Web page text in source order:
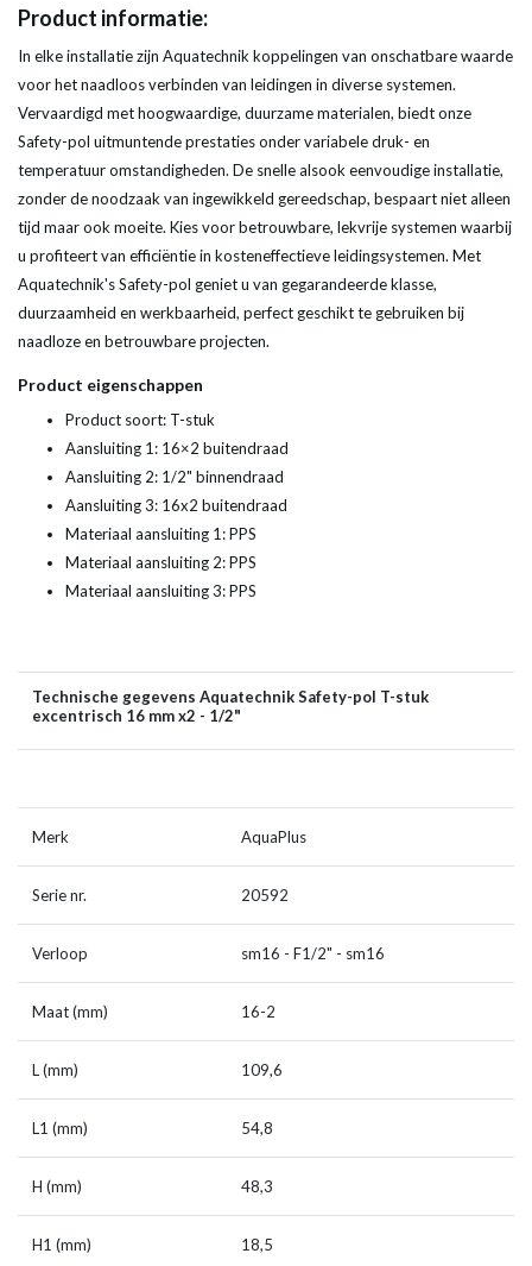
Product informatie:
In elke installatie zijn Aquatechnik koppelingen van onschatbare waarde
voor het naadloos verbinden van leidingen in diverse systemen.
Vervaardigd met hoogwaardige, duurzame materialen, biedt onze
Safety-pol uitmuntende prestaties onder variabele druk- en
temperatuur omstandigheden. De snelle alsook eenvoudige installatie,
zonder de noodzaak van ingewikkeld gereedschap, bespaart niet alleen
tijd maar ook moeite. Kies voor betrouwbare, lekvrije systemen waarbij
u profiteert van efficiëntie in kosteneffectieve leidingsystemen. Met
Aquatechnik's Safety-pol geniet u van gegarandeerde klasse,
duurzaamheid en werkbaarheid, perfect geschikt te gebruiken bij
naadloze en betrouwbare projecten.
Product eigenschappen
Product soort: T-stuk
Aansluiting 1: 16×2 buitendraad
Aansluiting 2: 1/2" binnendraad
Aansluiting 3: 16x2 buitendraad
Materiaal aansluiting 1: PPS
Materiaal aansluiting 2: PPS
Materiaal aansluiting 3: PPS
Technische gegevens Aquatechnik Safety-pol T-stuk
excentrisch 16 mm x2 - 1/2"
Merk AquaPlus
Serie nr. 20592
Verloop sm16 - F1/2" - sm16
Maat (mm) 16-2
L (mm) 109,6
L1 (mm) 54,8
H (mm) 48,3
H1 (mm) 18,5